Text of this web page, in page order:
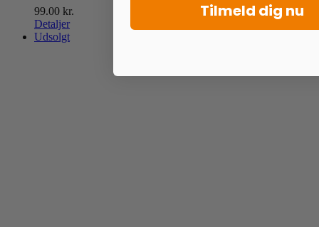
99.00 kr.
Detaljer
Udsolgt
Tilmeld dig nu